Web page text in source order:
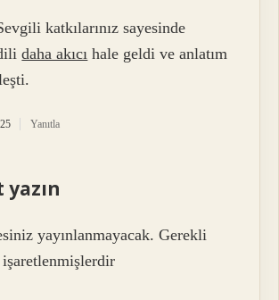
katkılarınız sayesinde
dilidaha akıcı hale geldi ve anlatım
Yanıtla
yazın
yayınlanmayacak. Gerekli